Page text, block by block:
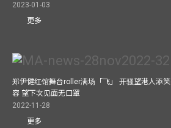
2023-01-03
更多
郑伊健红馆舞台roller满场「飞」 开骚望港人添笑
容 望下次见面无口罩
2022-11-28
更多